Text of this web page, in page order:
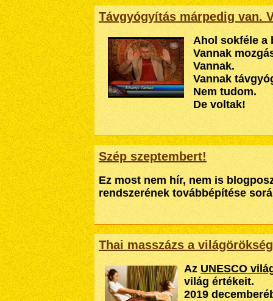
Távgyógyítás márpedig van.
Ahol sokféle a
Vannak
Vannak.
Vannak
Nem tudom.
De voltak!
Szép szeptembert!
Ez most nem hír, nem is
rendszerének továbbépítése
Thai masszázs a
Az UNESCO
világ értékeit.
2019